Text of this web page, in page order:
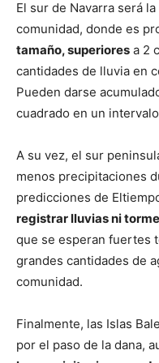
El sur de Navarra será
comunidad, donde es
tamaño, superiores a 2
cantidades de lluvia en
Pueden darse
cuadrado en un
A su vez, el sur
menos precipitaciones
predicciones de
registrar lluvias ni
que se esperan fuertes
grandes cantidades de
comunidad.
Finalmente, las Islas
por el paso de la dana,